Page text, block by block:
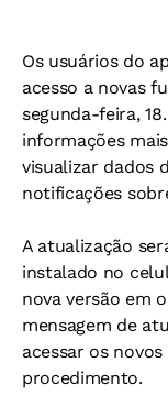
Os usuários do
acesso a novas
segunda-feira,
informações
visualizar dados
notificações
A atualização
instalado no
nova versão em
mensagem de
acessar os
procedimento.